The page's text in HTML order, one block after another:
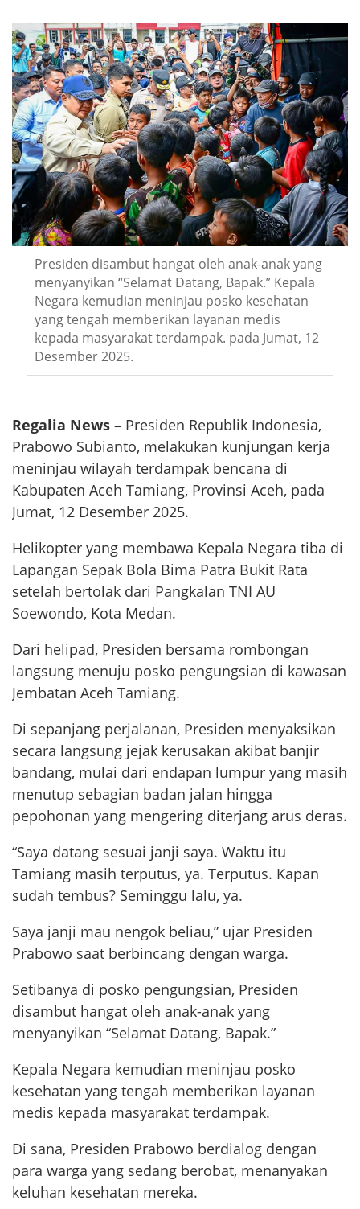
Presiden disambut hangat oleh anak-anak yang
menyanyikan “Selamat Datang, Bapak.” Kepala
Negara kemudian meninjau posko kesehatan
yang tengah memberikan layanan medis
kepada masyarakat terdampak. pada Jumat, 12
Desember 2025.
Regalia News – Presiden Republik Indonesia,
Prabowo Subianto, melakukan kunjungan kerja
meninjau wilayah terdampak bencana di
Kabupaten Aceh Tamiang, Provinsi Aceh, pada
Jumat, 12 Desember 2025.
Helikopter yang membawa Kepala Negara tiba di
Lapangan Sepak Bola Bima Patra Bukit Rata
setelah bertolak dari Pangkalan TNI AU
Soewondo, Kota Medan.
Dari helipad, Presiden bersama rombongan
langsung menuju posko pengungsian di kawasan
Jembatan Aceh Tamiang.
Di sepanjang perjalanan, Presiden menyaksikan
secara langsung jejak kerusakan akibat banjir
bandang, mulai dari endapan lumpur yang masih
menutup sebagian badan jalan hingga
pepohonan yang mengering diterjang arus deras.
“Saya datang sesuai janji saya. Waktu itu
Tamiang masih terputus, ya. Terputus. Kapan
sudah tembus? Seminggu lalu, ya.
Saya janji mau nengok beliau,” ujar Presiden
Prabowo saat berbincang dengan warga.
Setibanya di posko pengungsian, Presiden
disambut hangat oleh anak-anak yang
menyanyikan “Selamat Datang, Bapak.”
Kepala Negara kemudian meninjau posko
kesehatan yang tengah memberikan layanan
medis kepada masyarakat terdampak.
Di sana, Presiden Prabowo berdialog dengan
para warga yang sedang berobat, menanyakan
keluhan kesehatan mereka.